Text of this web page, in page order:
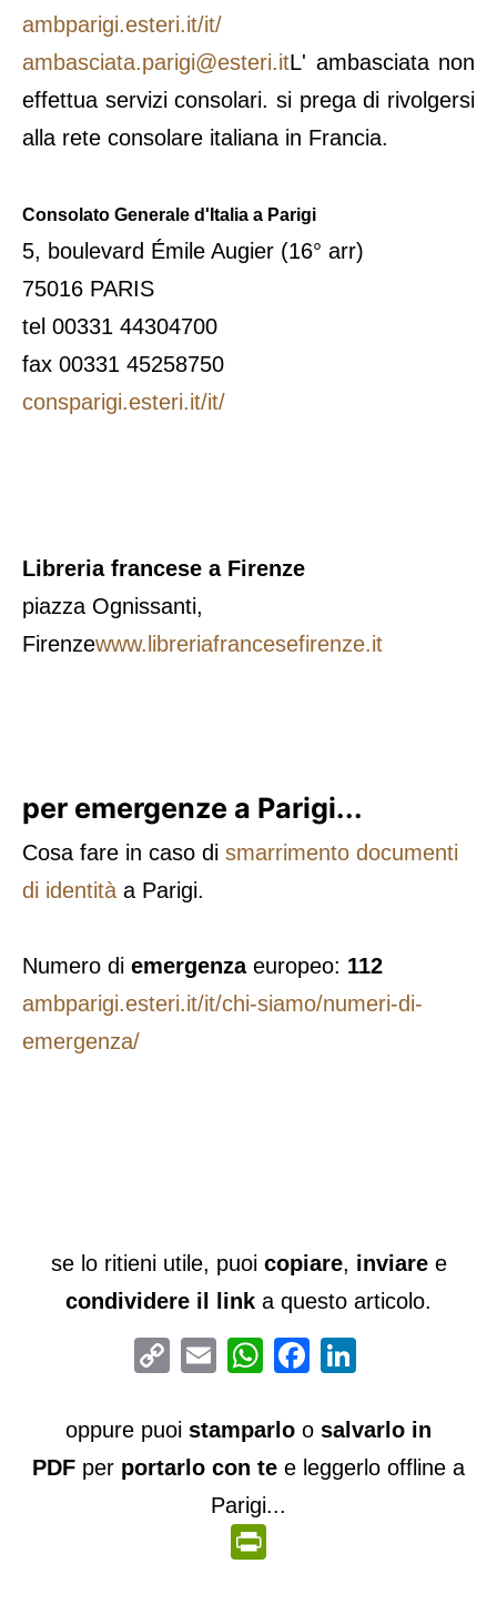
ambparigi.esteri.it/it/
ambasciata.parigi@esteri.itL' ambasciata non
effettua servizi consolari. si prega di rivolgersi
alla rete consolare italiana in Francia.
Consolato Generale d'Italia a Parigi
5, boulevard Émile Augier (16° arr)
75016 PARIS
tel 00331 44304700
fax 00331 45258750
consparigi.esteri.it/it/
Libreria francese a Firenze
piazza Ognissanti,
Firenzewww.libreriafrancesefirenze.it
per emergenze a Parigi...
Cosa fare in caso di smarrimento documenti
di identità a Parigi.
Numero di emergenza europeo: 112
ambparigi.esteri.it/it/chi-siamo/numeri-di-
emergenza/
se lo ritieni utile, puoi copiare, inviaree
condividere il link a questo articolo.
Copy
Link
Email WhatsAppFacebook
oppure puoi stamparlo o salvarlo in
PDF per portarlo con te e leggerlo offline a
Parigi...